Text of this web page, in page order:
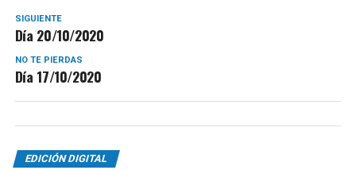
SIGUIENTE
Día 20/10/2020
NO TE PIERDAS
Día 17/10/2020
EDICIÓN DIGITAL